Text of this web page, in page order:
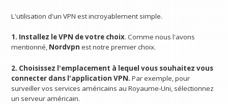
L'utilisation d'un VPN est incroyablement simple.
1. Installez le VPN de votre choix. Comme nous l'avons
mentionné, Nordvpn est notre premier choix.
2. Choisissez l'emplacement à lequel vous souhaitez vous
connecter dans l'application VPN.Par exemple, pour
surveiller vos services américains au Royaume-Uni, sélectionnez
un serveur américain.